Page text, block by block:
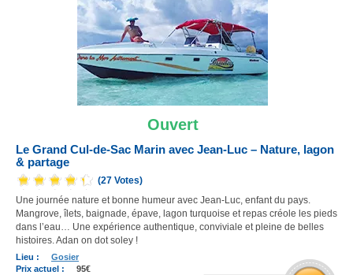
Ouvert
Le Grand Cul-de-Sac Marin avec Jean-Luc – Nature, lagon
& partage
(27 Votes)
Une journée nature et bonne humeur avec Jean-Luc, enfant du pays.
Mangrove, îlets, baignade, épave, lagon turquoise et repas créole les pieds
dans l’eau… Une expérience authentique, conviviale et pleine de belles
histoires. Adan on dot soley !
Lieu :
Gosier
Prix actuel :
95€